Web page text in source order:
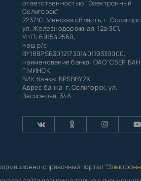
ответственностью "Электронный
Солигорск",
223710, Минская область, г.
ул. Железнодорожная, 12а-301,
УНП: 691542560,
Наш р/с:
BY18BPSB30121730140119330000,
Наименование банка: ОАО 'СБЕР
Г.МИНСК,
БИК банка: BPSBBY2X,
Адрес банка: г. Солигорск, ул.
Заслонова, 34А
справочный портал "